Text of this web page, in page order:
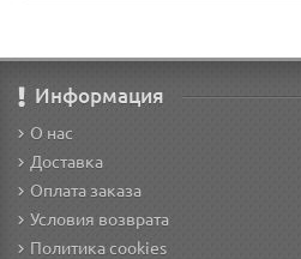
Информация
О нас
Доставка
Оплата заказа
Условия возврата
Политика cookies